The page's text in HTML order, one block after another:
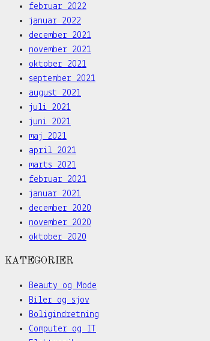
februar 2022
januar 2022
december 2021
november 2021
oktober 2021
september 2021
august 2021
juli 2021
juni 2021
maj 2021
april 2021
marts 2021
februar 2021
januar 2021
december 2020
november 2020
oktober 2020
KATEGORIER
Beauty og Mode
Biler og sjov
Boligindretning
Computer og IT